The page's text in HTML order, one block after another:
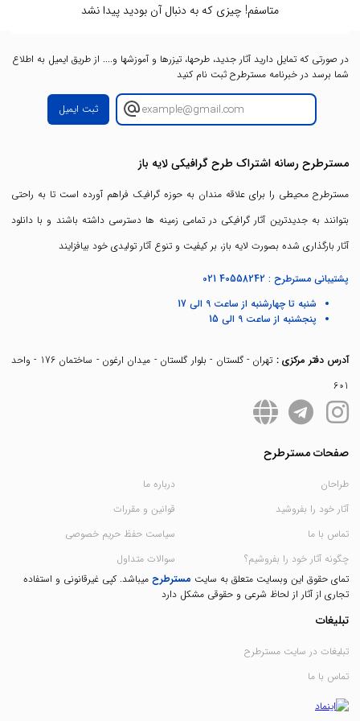
متاسفم! چیزی که به دنبال آن بودید پیدا نشد
در صورتی که تمایل دارید آثار جدید، طرحها، تیزرها و آموزشها و.... از طریق ایمیل به اطلاع
شما برسد در خبرنامه مسترطرح ثبت نام کنید
ثبت ایمیل
مسترطرح رسانه اشتراک طرح گرافیکی لایه باز
مسترطرح محیطی را برای علاقه مندان به حوزه گرافیک فراهم آورده است تا به راحتی
بتوانند به جدیدترین آثار گرافیکی در تمامی زمینه ها دسترسی داشته باشند و با دانلود
آثار بارگذاری شده بصورت لایه باز، بر کیفیت و تنوع آثار تولیدی خود بیافزایند
پشتیبانی مسترطرح : 021 40558242
شنبه تا چهارشنبه از ساعت 9 الی 17
پنجشنبه از ساعت 9 الی 15
آدرس دفتر مرکزی :
تهران - گلستان - بلوار گلستان - میدان ارغون - ساختمان 176 - واحد
601
صفحات مسترطرح
طراحان
آثار خود را بفروشید
تماس با ما
چگونه آثار خود را بفروشیم؟
درباره ما
قوانین و مقررات
سیاست حفظ حریم خصوصی
سوالات متداول
تمای حقوق این وبسایت متعلق به سایت مسترطرح میباشد. کپی غیرقانونی و استفاده
تجاری از آثار از لحاظ شرعی و حقوقی مشکل دارد
تبلیغات
تبلیغات در سایت مسترطرح
تماس با ما